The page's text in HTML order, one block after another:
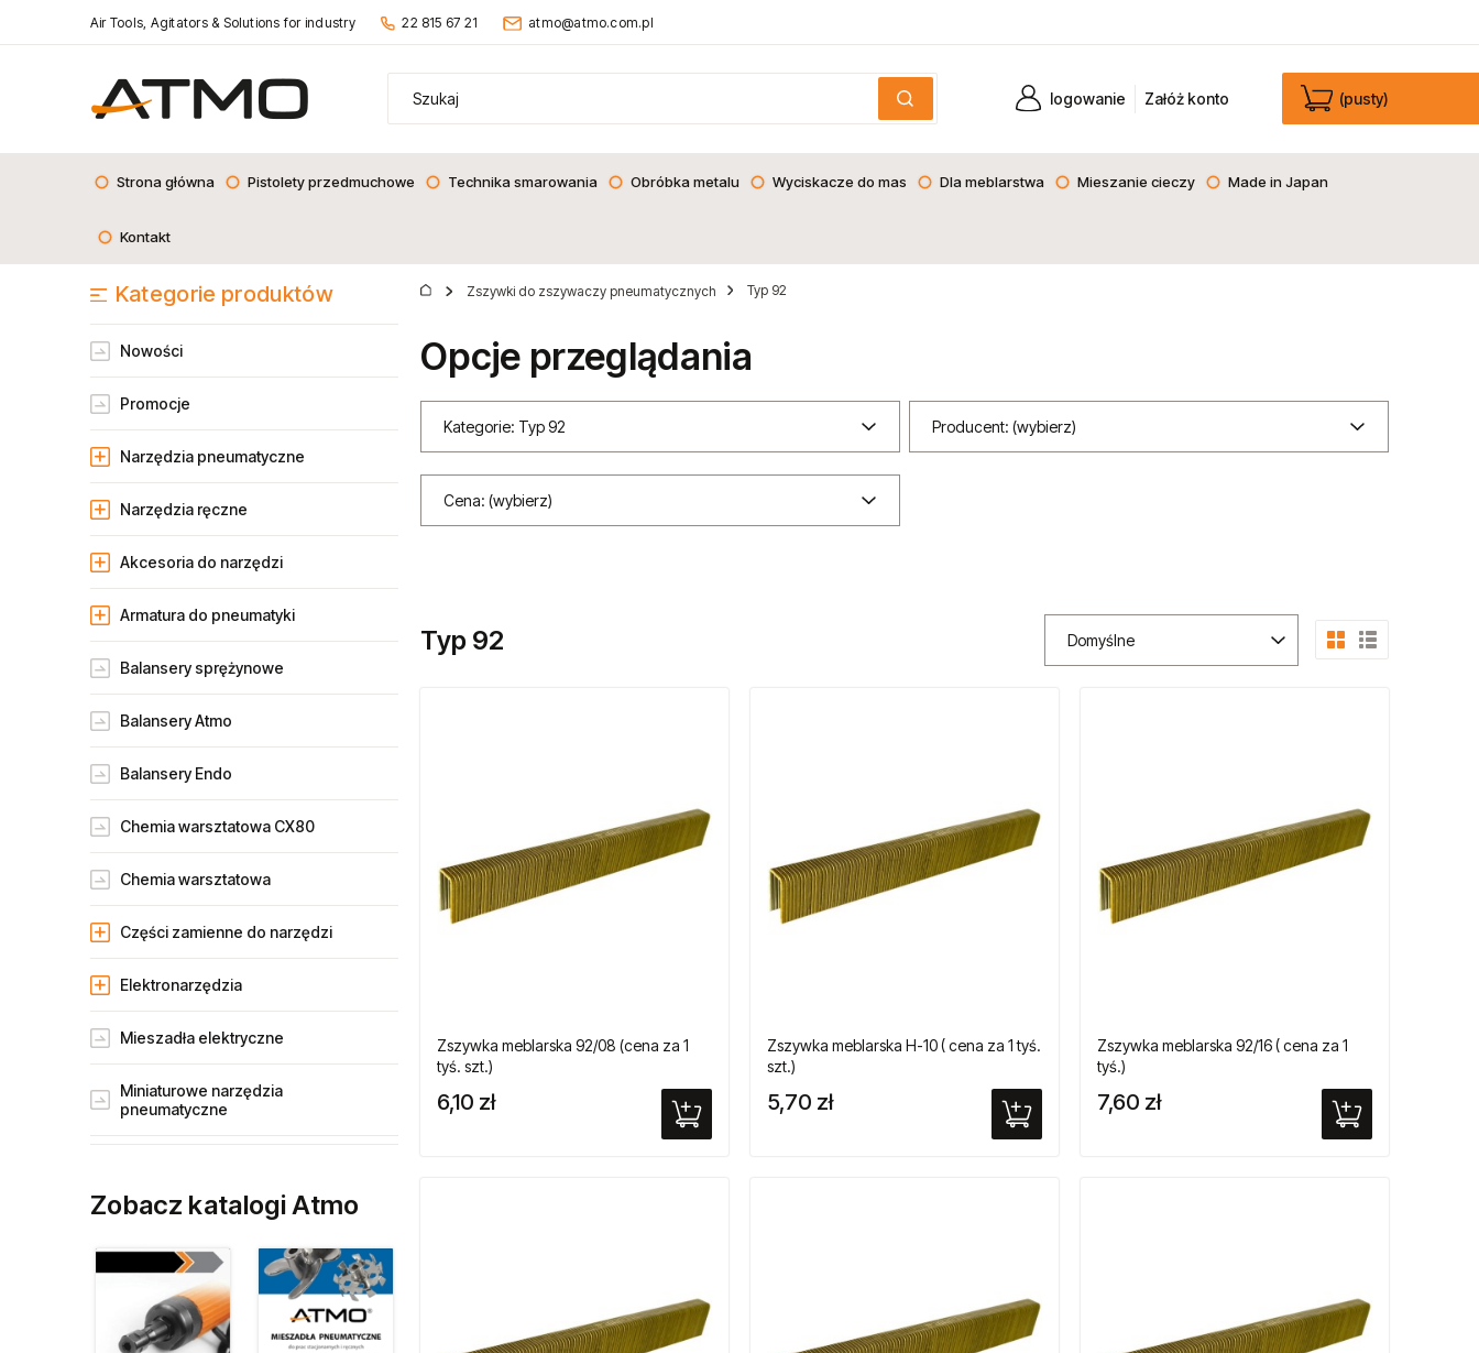
Air Tools, Agitators & Solutions for industry 22 815 67 21 atmo@atmo.com.pl
(pusty)
Załóż konto
logowanie
Strona główna Pistolety przedmuchowe Technika smarowania Obróbka metalu Wyciskacze do mas Dla meblarstwa Mieszanie cieczy Made in Japan
Kontakt
Kategorie produktów
Narzędzia pneumatyczne
Narzędzia ręczne
Akcesoria do narzędzi
Armatura do pneumatyki
Balansery sprężynowe
Balansery Atmo
Balansery Endo
Chemia warsztatowa CX80
Chemia warsztatowa
Części zamienne do narzędzi
Elektronarzędzia
Mieszadła elektryczne
Miniaturowe narzędzia
pneumatyczne
Narzędzia dla przemysłu lotniczego
Narzędzia dla lakierników
Narzędzia do wulkanizacji
Nowości
Promocje
Zobacz katalogi Atmo
Zszywki do zszywaczy pneumatycznych Typ 92
Opcje przeglądania
Kategorie: Typ 92 Producent: (wybierz)
Cena: (wybierz)
Typ 92
Zszywka meblarska 92/08 (cena za 1
tyś. szt.)
6,10 zł
Zszywka meblarska H-10 ( cena za 1 tyś.
szt.)
5,70 zł
Zszywka meblarska 92/16 ( cena za 1
tyś.)
7,60 zł